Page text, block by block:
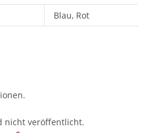
Blau, Rot
nicht veröffentlicht.